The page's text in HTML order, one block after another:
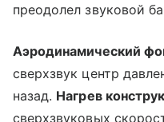
преодолел звуковой
Аэродинамический
сверхзвук центр
назад. Нагрев
сверхзвуковых